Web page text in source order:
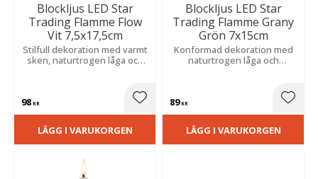
Blockljus LED Star
Trading Flamme Flow
Vit 7,5x17,5cm
Stilfull dekoration med varmt
sken, naturtrogen låga och
98 KR Lägg till i favoriter
LÄGG I VARUKORGEN
Blockljus LED Star
Trading Flamme Grany
Grön 7x15cm
Konformad dekoration med
naturtrogen låga och
ett vackert blickfång i grupp.
89KR
LÄGG I VARUKORGEN